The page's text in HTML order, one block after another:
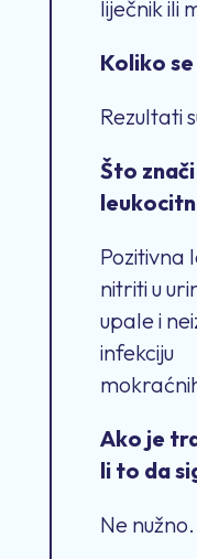
liječnik ili
Koliko
Rezultati
Što
Pozitivna
nitriti u
upale i
infekciju
Ako je
li to da
Ne nužno.